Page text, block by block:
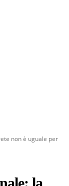
non è uguale per